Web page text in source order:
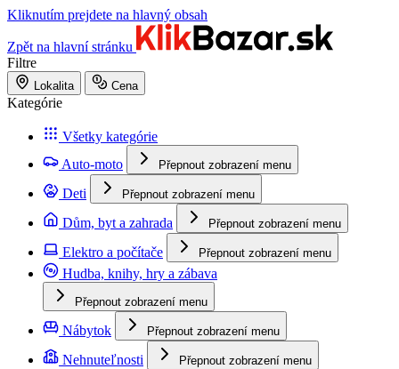
Kliknutím prejdete na hlavný obsah
Zpět na hlavní stránku
Filtre
Lokalita Cena
Kategórie
Všetky kategórie
Auto-moto
Přepnout zobrazení menu
Deti Přepnout zobrazení menu
Dům, byt a zahrada Přepnout zobrazení menu
Elektro a počítače Přepnout zobrazení menu
Hudba, knihy, hry a zábava
Přepnout zobrazení menu
Nábytok Přepnout zobrazení menu
Nehnuteľnosti Přepnout zobrazení menu